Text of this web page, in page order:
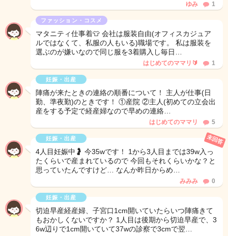
ゆみ 1
ファッション・コスメ
マタニティ仕事着👕 会社は服装自由(オフィスカジュア
ルではなくて、私服の人もいる)職場です。 私は服装を
選ぶのが嫌いなので同じ服を3着購入し毎日…
はじめてのママリ🔰 1
妊娠・出産
陣痛が来たときの連絡の順番について！ 主人が仕事(日
勤、準夜勤)のときです！ ①産院 ②主人(初めての立会出
産をする予定で経産婦なので早めの連絡…
はじめてのママリ 5
妊娠・出産
4人目妊娠中🤰 今35wです！ 1から3人目までは39w入っ
たくらいで産まれているので 今回もそれくらいかな？と
思っていたんですけど… なんか昨日からめ…
未回答
みみみ 0
妊娠・出産
切迫早産経産婦、子宮口1cm開いていたらいつ陣痛きて
もおかしくないですか？ 1人目は後期から切迫早産で、3
6w辺りで1cm開いていて37wの診察で3cmで翌…